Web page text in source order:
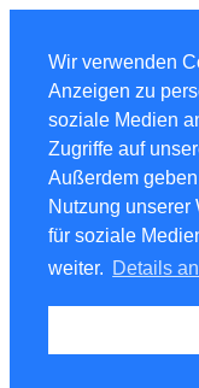
Wir verwenden
Anzeigen zu
soziale Medien
Zugriffe auf
Außerdem
Nutzung unserer
für soziale
weiter. Details